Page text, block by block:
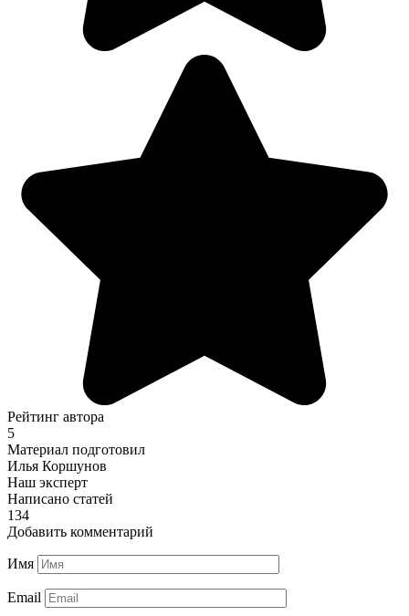
Рейтинг автора
5
Материал подготовил
Илья Коршунов
Наш эксперт
Написано статей
134
Добавить комментарий
Имя
Email